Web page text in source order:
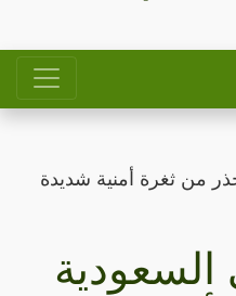
من ثغرة أمنية شديدة
السعودية